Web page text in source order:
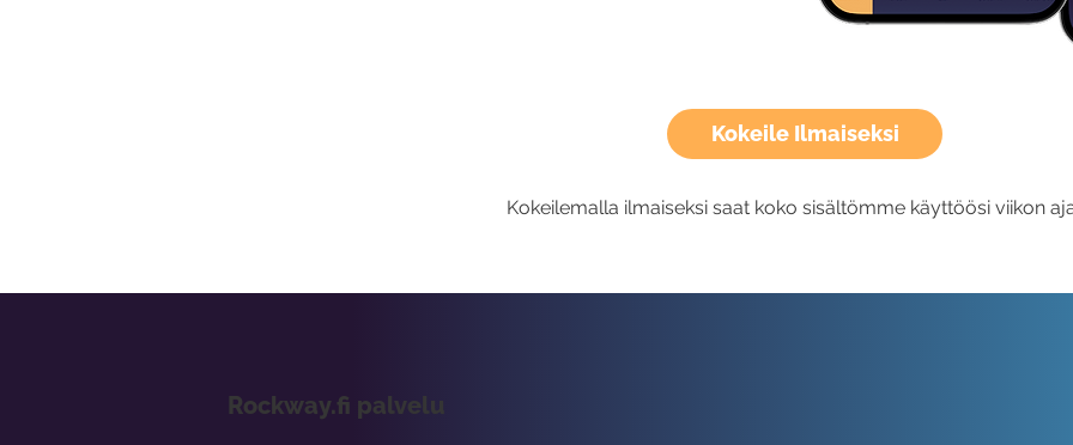
Kokeile Ilmaiseksi
Kokeilemalla ilmaiseksi saat koko sisältömme käyttöösi viikon
Rockway.fi palvelu